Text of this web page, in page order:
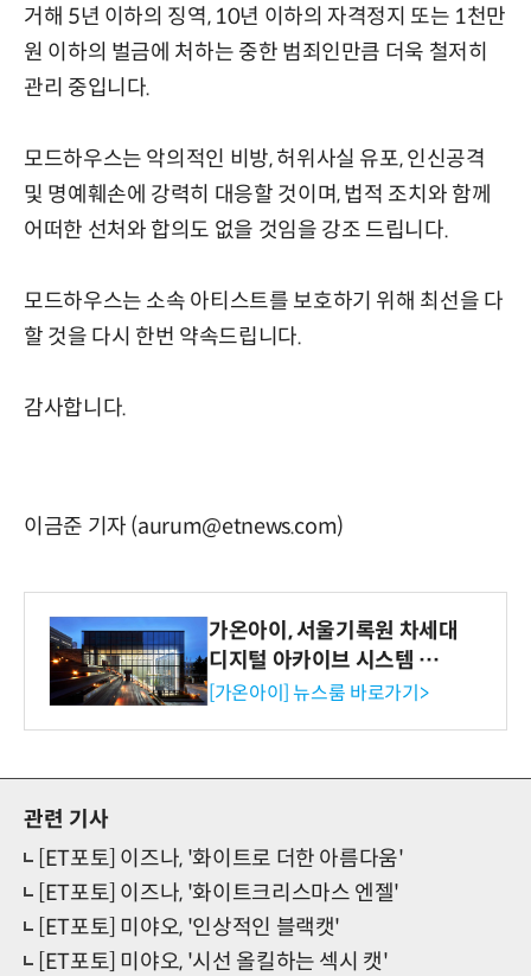
거해 5년 이하의 징역, 10년 이하의 자격정지 또는 1천만
원 이하의 벌금에 처하는 중한 범죄인만큼 더욱 철저히
관리 중입니다.
모드하우스는 악의적인 비방, 허위사실 유포, 인신공격
및 명예훼손에 강력히 대응할 것이며, 법적 조치와 함께
어떠한 선처와 합의도 없을 것임을 강조 드립니다.
모드하우스는 소속 아티스트를 보호하기 위해 최선을 다
할 것을 다시 한번 약속드립니다.
감사합니다.
이금준 기자 (aurum@etnews.com)
가온아이, 서울기록원 차세대
디지털 아카이브 시스템 구축
수행
[가온아이] 뉴스룸 바로가기>
관련 기사
[ET포토] 이즈나, '화이트로 더한 아름다움'
[ET포토] 이즈나, '화이트크리스마스 엔젤'
[ET포토] 미야오, '인상적인 블랙캣'
[ET포토] 미야오, '시선 올킬하는 섹시 캣'